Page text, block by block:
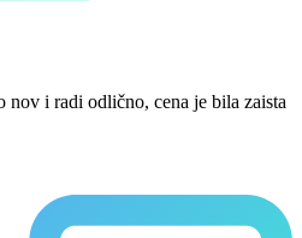
nov i radi odlično, cena je bila zaista